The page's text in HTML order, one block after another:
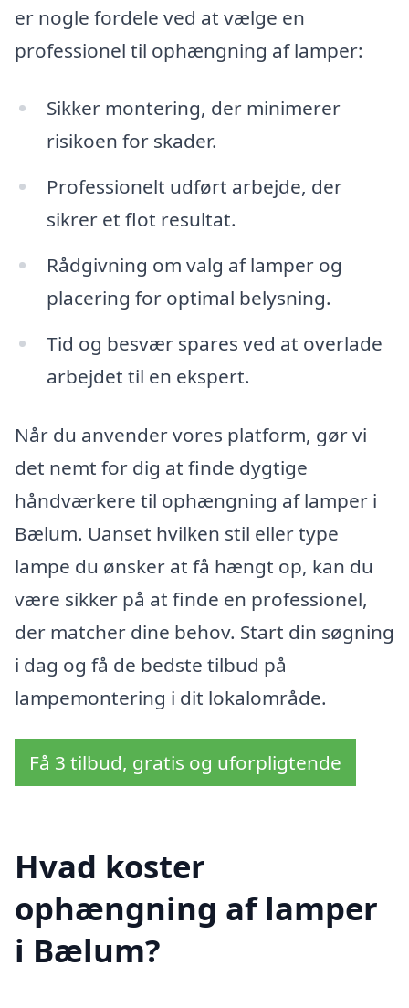
er nogle fordele ved at vælge en
professionel til ophængning af lamper:
Sikker montering, der minimerer
risikoen for skader.
Professionelt udført arbejde, der
sikrer et flot resultat.
Rådgivning om valg af lamper og
placering for optimal belysning.
Tid og besvær spares ved at overlade
arbejdet til en ekspert.
Når du anvender vores platform, gør vi
det nemt for dig at finde dygtige
håndværkere til ophængning af lamper i
Bælum. Uanset hvilken stil eller type
lampe du ønsker at få hængt op, kan du
være sikker på at finde en professionel,
der matcher dine behov. Start din søgning
i dag og få de bedste tilbud på
lampemontering i dit lokalområde.
Få 3 tilbud, gratis og uforpligtende
Hvad koster
ophængning af lamper
i Bælum?